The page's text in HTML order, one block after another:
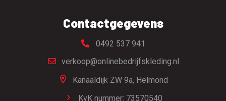
Contactgegevens
0492 537 941
verkoop@onlinebedrijfskleding.nl
Kanaaldijk ZW 9a, Helmond
KvK nummer: 73570540